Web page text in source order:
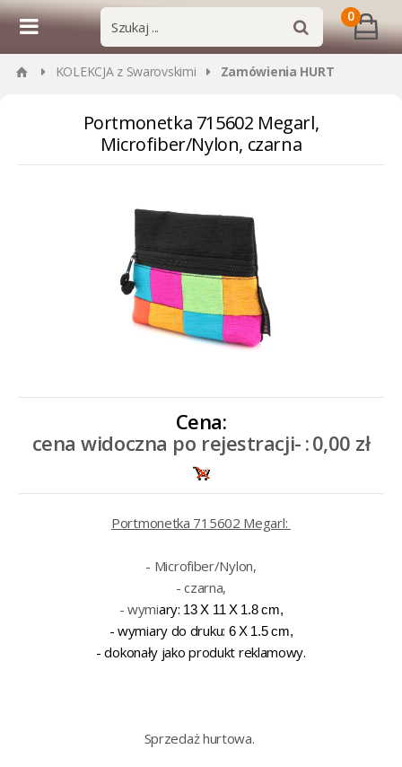
0
KOLEKCJA z Swarovskimi Zamówienia HURT
Portmonetka 715602 Megarl,
Microfiber/Nylon, czarna
Cena:
cena widoczna po rejestracji- :0,00 zł
Portmonetka 715602 Megarl:
- Microfiber/Nylon,
- czarna,
- wymiary: 13 X 11 X 1.8 cm,
- wymiary do druku: 6 X 1.5 cm,
- dokonały jako produkt reklamowy.
Sprzedaż hurtowa.